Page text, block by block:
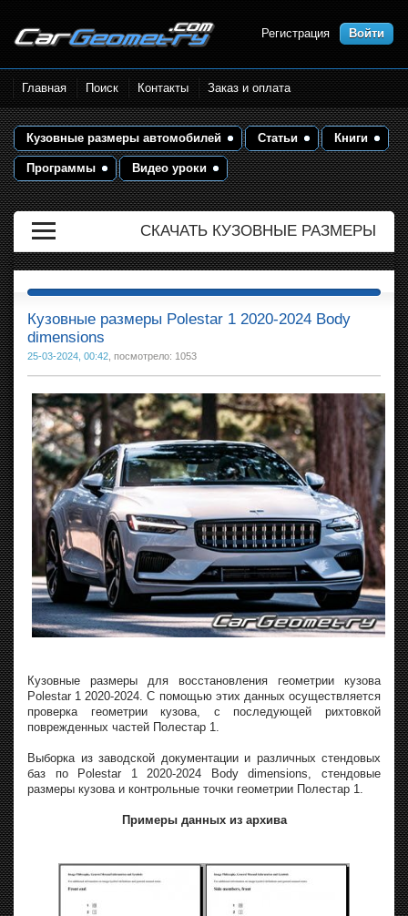
Размеры кузова автомобилей.
Контрольные точки и кузовные
размеры. Геометрия кузова
Регистрация Войти
Главная Поиск Контакты Заказ и оплата
Кузовные размеры автомобилей Статьи Книги
Программы Видео уроки
СКАЧАТЬ КУЗОВНЫЕ РАЗМЕРЫ
Кузовные размеры Polestar 1 2020-2024 Body
dimensions
25-03-2024, 00:42 , посмотрело: 1053
Кузовные размеры для восстановления геометрии кузова
Polestar 1 2020-2024. С помощью этих данных осуществляется
проверка геометрии кузова, с последующей рихтовкой
поврежденных частей Полестар 1.
Выборка из заводской документации и различных стендовых
баз по Polestar 1 2020-2024 Body dimensions, стендовые
размеры кузова и контрольные точки геометрии Полестар 1.
Примеры данных из архива